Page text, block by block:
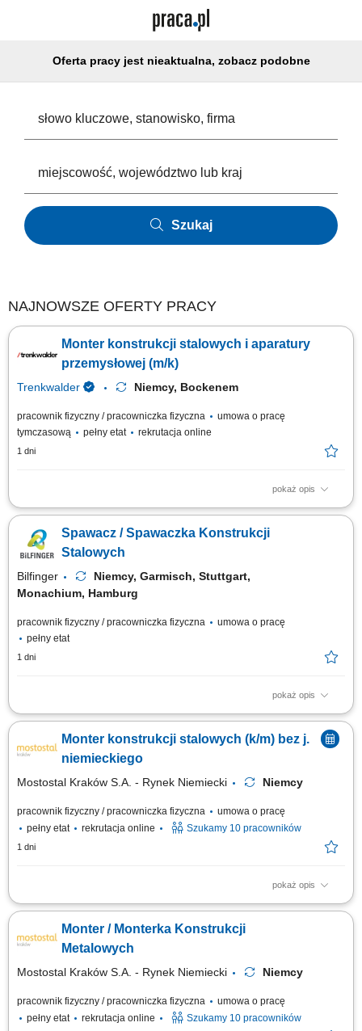
Oferta pracy jest nieaktualna, zobacz podobne
Szukaj
NAJNOWSZE OFERTY PRACY
Monter konstrukcji stalowych i aparatury
przemysłowej (m/k)
Trenkwalder Niemcy, Bockenem
pracownik fizyczny / pracowniczka fizyczna
umowa o pracę
tymczasową
pełny etat rekrutacja online
1 dni
pokaż opis
Twoje zadania montaż konstrukcji stalowych i aparatury stalowej
technicznym.Spawacz / Spawaczka Konstrukcji
Stalowych
Bilfinger
Niemcy, Garmisch, Stuttgart,
Monachium, Hamburg
pracownik fizyczny / pracowniczka fizyczna
umowa o pracę
pełny etat
1 dni
pokaż opis
Opis stanowiska: Spawanie konstrukcji stalowych oraz elementów
materiałów do spawania zgodnie z dokumentacją techniczną.
Wykonywanie napraw maszyn i urządzeń pracujących na placach
Monter konstrukcji stalowych (k/m) bez j.
niemieckiego
Mostostal Kraków S.A. - Rynek Niemiecki Niemcy
pracownik fizyczny / pracowniczka fizyczna
umowa o pracę
pełny etat
rekrutacja online Szukamy 10 pracowników
1 dni
pokaż opis
Zakres obowiązków Czytanie i składanie z rysunku technicznego
Sczepianie metodą MAG, Posługiwanie się palnikiem acetylenowym lub
na propan-butan.
Monter / Monterka Konstrukcji
Metalowych
Mostostal Kraków S.A. - Rynek Niemiecki Niemcy
pracownik fizyczny / pracowniczka fizyczna
umowa o pracę
pełny etat
rekrutacja online Szukamy 10 pracowników